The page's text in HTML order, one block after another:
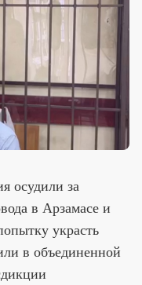
осудили за
в Арзамасе и
украсть
в объединенной